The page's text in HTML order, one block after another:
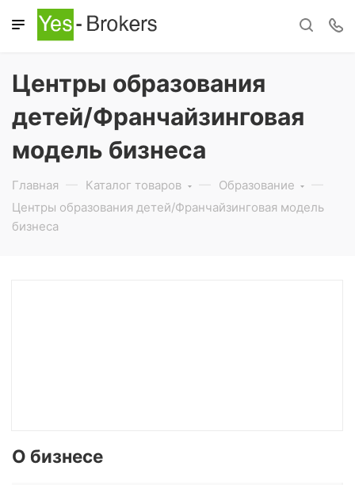
Центры образования
детей/Франчайзинговая
модель бизнеса
Главная Каталог товаров
Образование
Центры образования детей/Франчайзинговая модель
бизнеса
О бизнесе